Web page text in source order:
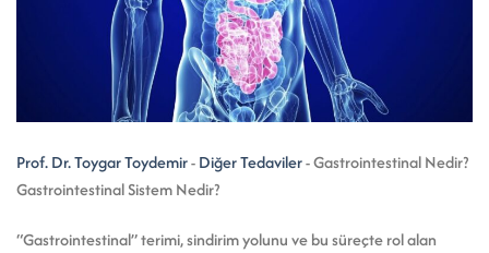
Prof. Dr. Toygar Toydemir-Diğer Tedaviler-Gastrointestinal Nedir?
Gastrointestinal Sistem Nedir?
“Gastrointestinal” terimi, sindirim yolunu ve bu süreçte rol alan